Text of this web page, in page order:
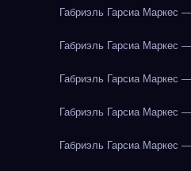
Габриэль Гарсиа Маркес
Габриэль Гарсиа Маркес
Габриэль Гарсиа Маркес
Габриэль Гарсиа Маркес
Габриэль Гарсиа Маркес